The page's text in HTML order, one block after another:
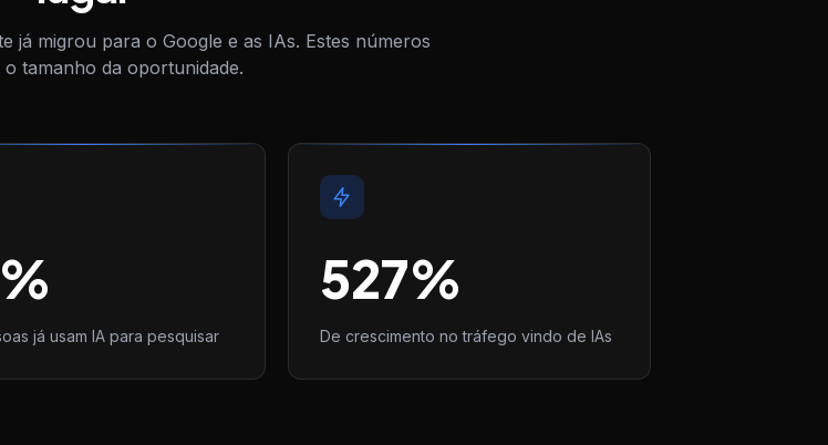
já migrou para o Google e as IAs. Estes números
o tamanho da oportunidade.
%
já usam IA para pesquisar
527%
De crescimento no tráfego vindo de IAs